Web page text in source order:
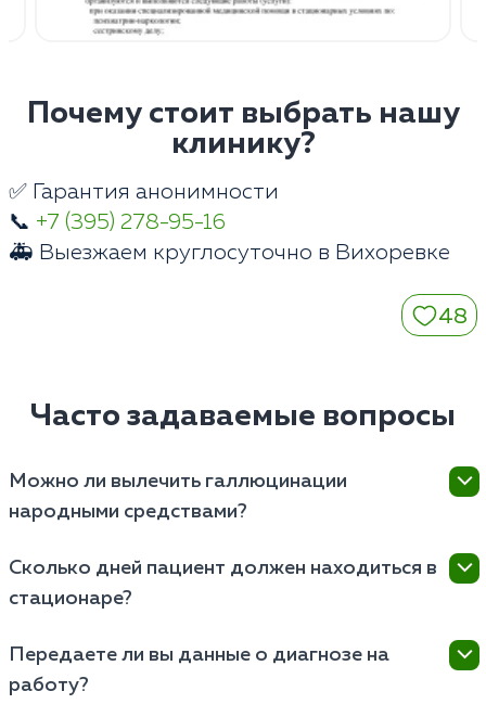
Почему стоит выбрать нашу
клинику?
✅ Гарантия анонимности
📞 +7 (395) 278-95-16
🚑 Выезжаем круглосуточно в Вихоревке
48
Часто задаваемые вопросы
Можно ли вылечить галлюцинации
народными средствами?
сбоя в биохимии мозга. Самолечение приводит к
потере времени и необратимым органическим
Сколько дней пациент должен находиться в
стационаре?
Полный курс нормализации метаболизма головного
мозга требует пребывания в закрытой клинике в
Передаете ли вы данные о диагнозе на
работу?